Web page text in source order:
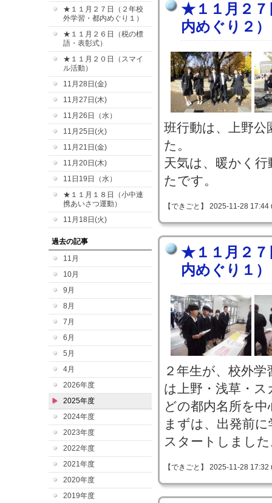
★１１月２７日（２年校
外学習・都内めぐり１）
★１１月２６日（税の標
語・表彰式）
★１１月２０日（スマイ
ル活動）
11月28日(金)
11月27日(木)
11月26日（水）
11月25日(火)
11月21日(金)
11月20日(木)
11日19日（水）
★１１月１８日（小中連
携あいさつ運動）
11月18日(火)
過去の記事
11月
10月
9月
8月
7月
6月
5月
4月
2026年度
2025年度
2024年度
2023年度
2022年度
2021年度
2020年度
2019年度
★１１月２７
内めぐり２）
班行動は、上野
た。
天気は、暖かく
たです。
【できごと】 2025-11-28
★１１月２７
内めぐり１）
２年生が、校外
は上野・浅草・
どの都内名所を
まずは、出発前
スタートしまし
【できごと】 2025-11-28